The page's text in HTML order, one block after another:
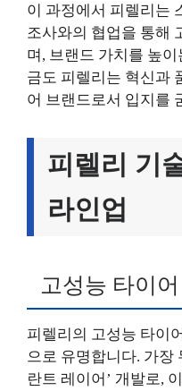
이 과정에서 피렐리는
조사와의 협업을 통해
며, 브랜드 가치를 높
금도 피렐리는 혁신과
어 브랜드로서 입지를
피렐리 기
라인업
고성능 타이
피렐리의 고성능 타이
으로 유명합니다. 가장
란트 레이어’ 개발로,